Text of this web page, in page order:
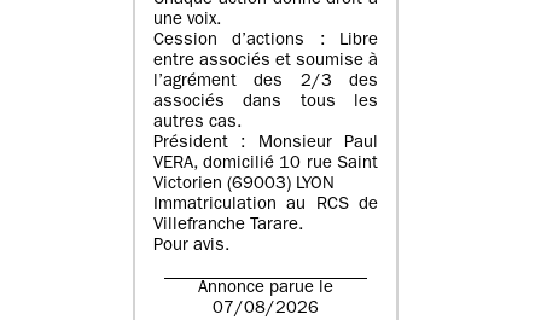
une voix.
Cession d’actions : Libre
entre associés et soumise à
l’agrément des 2/3 des
associés dans tous les
autres cas.
Président : Monsieur Paul
VERA, domicilié 10 rue Saint
Victorien (69003) LYON
Immatriculation au RCS de
Villefranche Tarare.
Pour avis.
Annonce parue le
07/08/2026